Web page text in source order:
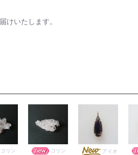
けいたします。
コリン
コリン
アイオ